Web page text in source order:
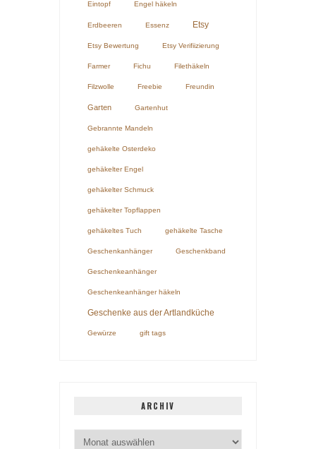
Eintopf Engel häkeln
Erdbeeren Essenz Etsy
Etsy Bewertung Etsy Verifiizierung
Farmer Fichu Filethäkeln
Filzwolle Freebie Freundin
Garten Gartenhut
Gebrannte Mandeln
gehäkelte Osterdeko
gehäkelter Engel
gehäkelter Schmuck
gehäkelter Topflappen
gehäkeltes Tuch gehäkelte Tasche
Geschenkanhänger Geschenkband
Geschenkeanhänger
Geschenkeanhänger häkeln
Geschenke aus der Artlandküche
Gewürze gift tags
ARCHIV